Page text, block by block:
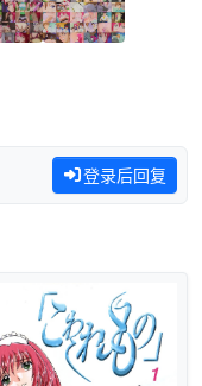
登录后回复